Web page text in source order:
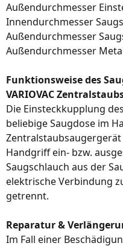
Außendurchmesser
Innendurchmesser
Außendurchmesser
Außendurchmesser
Funktionsweise des
VARIOVAC
Die Einsteckkupplung
beliebige Saugdose im
Handgriff ein- bzw.
Saugschlauch aus der
elektrische Verbindung
getrennt.
Reparatur &
Im Fall einer